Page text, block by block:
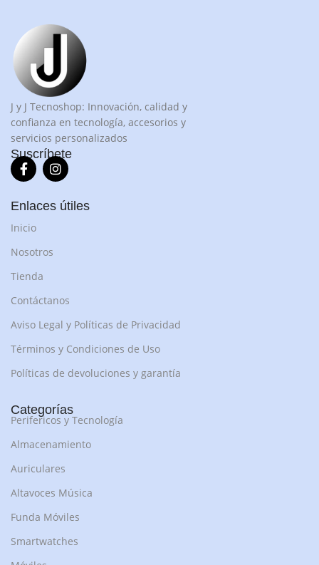
J y J Tecnoshop: Innovación, calidad y
confianza en tecnología, accesorios y
servicios personalizados
Suscríbete
Enlaces útiles
Inicio
Nosotros
Tienda
Contáctanos
Aviso Legal y Políticas de Privacidad
Términos y Condiciones de Uso
Políticas de devoluciones y garantía
Categorías
Perifericos y Tecnología
Almacenamiento
Auriculares
Altavoces Música
Funda Móviles
Smartwatches